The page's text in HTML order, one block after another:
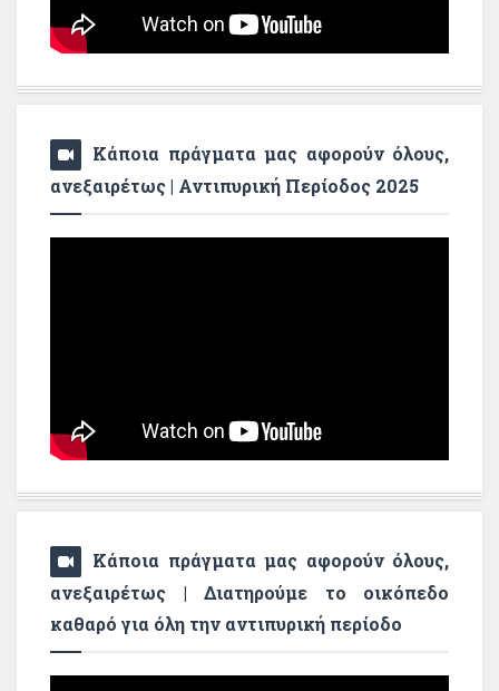
Κάποια πράγματα μας αφορούν όλους,
ανεξαιρέτως | Αντιπυρική Περίοδος 2025
Κάποια πράγματα μας αφορούν όλους,
ανεξαιρέτως | Διατηρούμε το οικόπεδο
καθαρό για όλη την αντιπυρική περίοδο